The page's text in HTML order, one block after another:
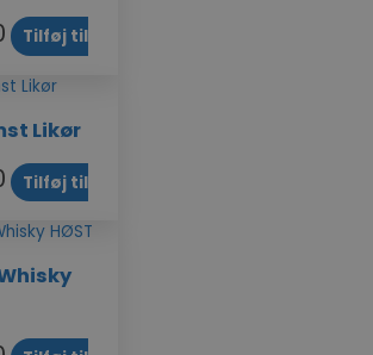
Tilføj til
Likør
Tilføj til